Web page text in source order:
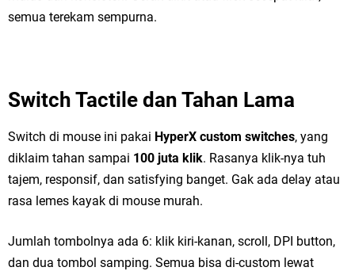
semua terekam sempurna.
Switch Tactile dan Tahan Lama
Switch di mouse ini pakai HyperX custom switches, yang
diklaim tahan sampai 100 juta klik. Rasanya klik-nya tuh
tajem, responsif, dan satisfying banget. Gak ada delay atau
rasa lemes kayak di mouse murah.
Jumlah tombolnya ada 6: klik kiri-kanan, scroll, DPI button,
dan dua tombol samping. Semua bisa di-custom lewat